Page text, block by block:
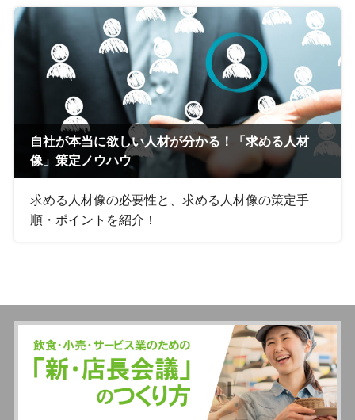
自社が本当に欲しい人材が分かる！「求める人材
像」策定ノウハウ
求める人材像の必要性と、求める人材像の策定手
順・ポイントを紹介！